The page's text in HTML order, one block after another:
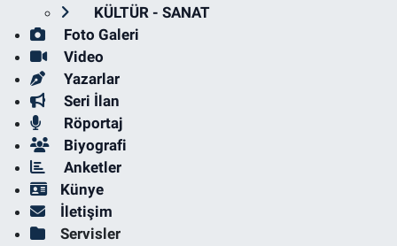
KÜLTÜR - SANAT
Foto Galeri
Video
Yazarlar
Seri İlan
Röportaj
Biyografi
Anketler
Künye
İletişim
Servisler